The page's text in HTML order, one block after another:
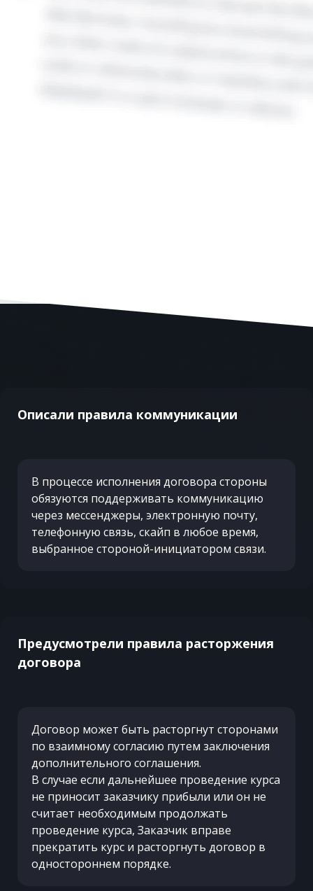
Описали правила коммуникации
В процессе исполнения договора стороны
обязуются поддерживать коммуникацию
через мессенджеры, электронную почту,
телефонную связь, скайп в любое время,
выбранное стороной-инициатором связи.
Предусмотрели правила расторжения
договора
Договор может быть расторгнут сторонами
по взаимному согласию путем заключения
дополнительного соглашения.
В случае если дальнейшее проведение курса
не приносит заказчику прибыли или он не
считает необходимым продолжать
проведение курса, Заказчик вправе
прекратить курс и расторгнуть договор в
одностороннем порядке.